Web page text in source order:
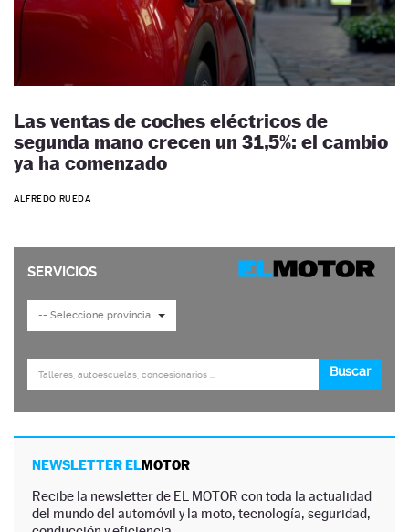
Las ventas de coches eléctricos de
segunda mano crecen un 31,5%: el cambio
ya ha comenzado
ALFREDO RUEDA
NEWSLETTER ELMOTOR
Recibe la newsletter de EL MOTOR con toda la actualidad
del mundo del automóvil y la moto, tecnología, seguridad,